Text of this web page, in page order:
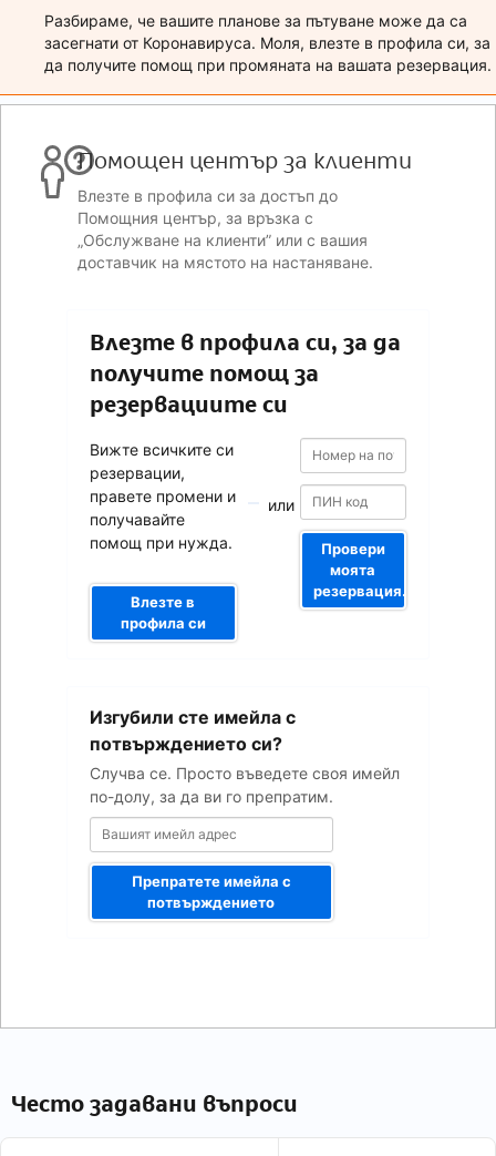
Разбираме, че вашите планове за пътуване може да са
засегнати от Коронавируса. Моля, влезте в профила си, за
да получите помощ при промяната на вашата резервация.
Помощен център за клиенти
Влезте в профила си за достъп до
Помощния център, за връзка с
„Обслужване на клиенти” или с вашия
доставчик на мястото на настаняване.
Влезте в профила си, за да
получите помощ за
резервациите си
Вижте всичките си
резервации,
правете промени и
получавайте
помощ при нужда.
Влезте в
профила си
или
Номер
на
потвърждението
Номер
потвърждението
Провери
моята
резервация.
Изгубили сте имейла с
потвърждението си?
Случва се. Просто въведете своя имейл
по-долу, за да ви го препратим.
имейл
адрес
Препратете имейла с
потвърждението
Често задавани въпроси